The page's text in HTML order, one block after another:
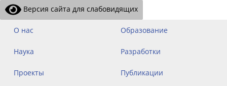
Версия сайта для слабовидящих
О нас Образование
Наука Разработки
Проекты Публикации